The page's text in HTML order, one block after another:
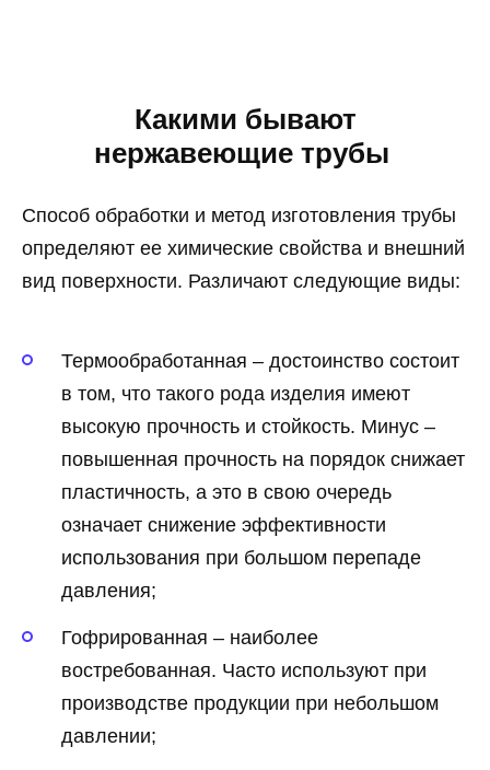
Какими бывают
нержавеющие трубы
Способ обработки и метод изготовления трубы
определяют ее химические свойства и внешний
вид поверхности. Различают следующие виды:
Термообработанная – достоинство состоит
в том, что такого рода изделия имеют
высокую прочность и стойкость. Минус –
повышенная прочность на порядок снижает
пластичность, а это в свою очередь
означает снижение эффективности
использования при большом перепаде
давления;
Гофрированная – наиболее
востребованная. Часто используют при
производстве продукции при небольшом
давлении;